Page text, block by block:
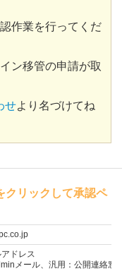
作業を行ってくだ
ン移管の申請が取
せより名づけてね
クリックして承認ペ
ドレス
メール、汎用：公開連絡